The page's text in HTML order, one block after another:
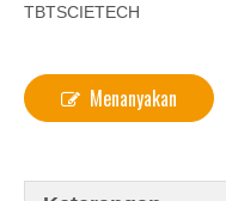
TBTSCIETECH
Menanyakan